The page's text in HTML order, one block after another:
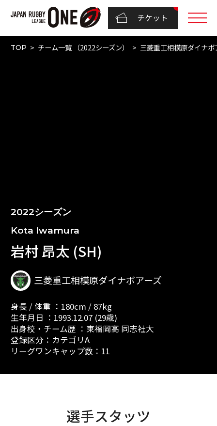
チケット
TOP チーム一覧 （2022シーズン） 三菱重工相模原ダイナボ
2022シーズン
Kota Iwamura
岩村 昂太 (SH)
三菱重工相模原ダイナボアーズ
身長 / 体重 ：180cm / 87kg
生年月日 ：1993.12.07 (29歳)
出身校・チーム歴 ：東福岡高 同志社大
登録区分：カテゴリA
リーグワンキャップ数：11
選手スタッツ